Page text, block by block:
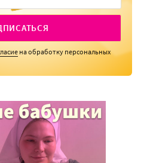
на обработку персональных